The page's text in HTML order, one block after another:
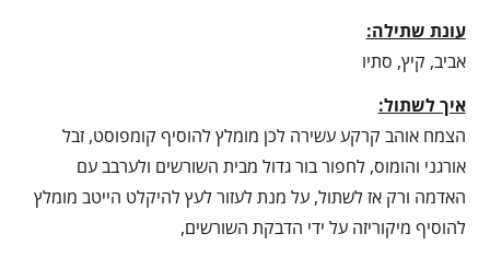
עונת שתילה:
אביב, קיץ, סתיו
איך לשתול:
הצמח אוהב קרקע עשירה לכן מומלץ להוסיף קומפוסט, זבל
אורגני והומוס, לחפור בור גדול מבית השורשים ולערבב עם
האדמה ורק אז לשתול, על מנת לעזור לעץ להיקלט הייטב מומלץ
להוסיף מיקוריזה על ידי הדבקת השורשים,